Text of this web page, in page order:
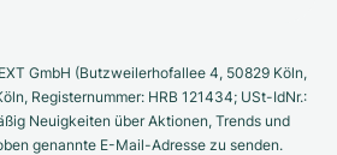
GmbH (Butzweilerhofallee 4, 50829 Köln,
Registernummer: HRB 121434; USt-IdNr.:
Neuigkeiten über Aktionen, Trends und
genannte E-Mail-Adresse zu senden.